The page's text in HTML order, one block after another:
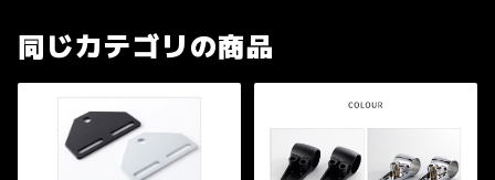
同じカテゴリの商品